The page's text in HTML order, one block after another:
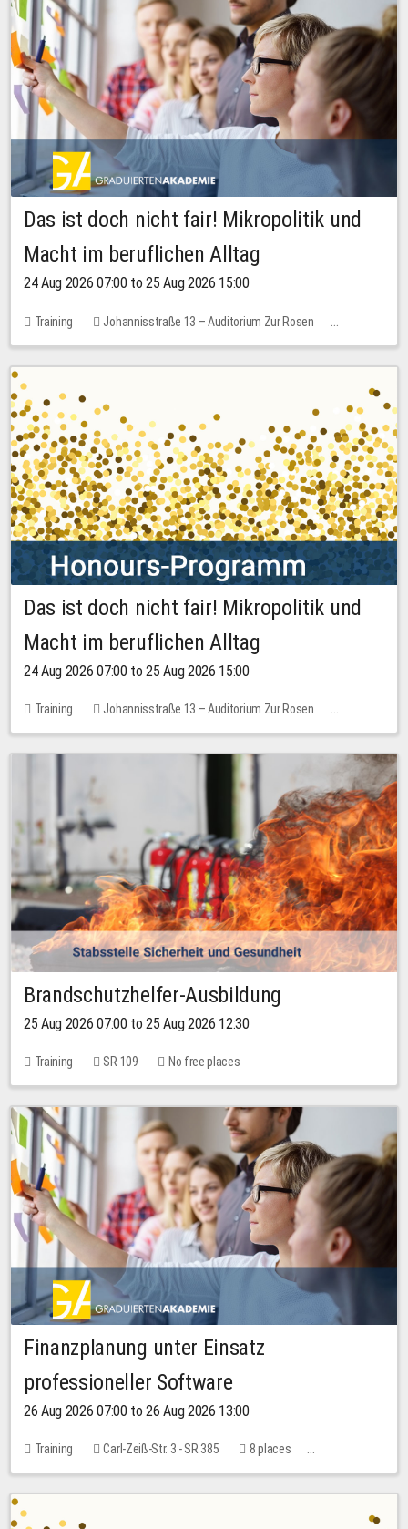
Das ist doch nicht fair! Mikropolitik und
Macht im beruflichen Alltag
24 Aug 2026 07:00 to 25 Aug 2026 15:00
Training
Johannisstraße 13 – Auditorium Zur Rosen
1 place
30.00 EUR
Das ist doch nicht fair! Mikropolitik und
Macht im beruflichen Alltag
24 Aug 2026 07:00 to 25 Aug 2026 15:00
Training
Johannisstraße 13 – Auditorium Zur Rosen
No free places
Brandschutzhelfer-Ausbildung
25 Aug 2026 07:00 to 25 Aug 2026 12:30
Training SR 109 No free places
Finanzplanung unter Einsatz
professioneller Software
26 Aug 2026 07:00 to 26 Aug 2026 13:00
Training Carl-Zeiß-Str. 3 - SR 385
8 places
20.00 EUR